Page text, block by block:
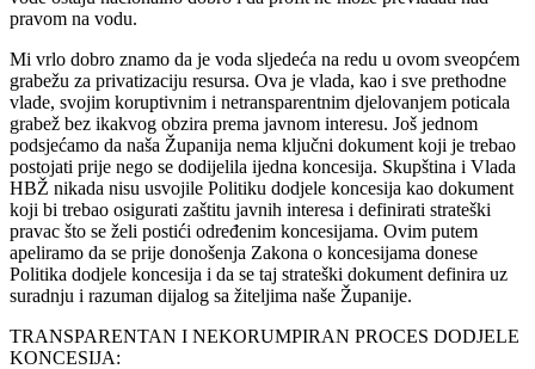
pravom na vodu.
Mi vrlo dobro znamo da je voda sljedeća na redu u ovom sveopćem
grabežu za privatizaciju resursa. Ova je vlada, kao i sve prethodne
vlade, svojim koruptivnim i netransparentnim djelovanjem poticala
grabež bez ikakvog obzira prema javnom interesu. Još jednom
podsjećamo da naša Županija nema ključni dokument koji je trebao
postojati prije nego se dodijelila ijedna koncesija. Skupština i Vlada
HBŽ nikada nisu usvojile Politiku dodjele koncesija kao dokument
koji bi trebao osigurati zaštitu javnih interesa i definirati strateški
pravac što se želi postići određenim koncesijama. Ovim putem
apeliramo da se prije donošenja Zakona o koncesijama donese
Politika dodjele koncesija i da se taj strateški dokument definira uz
suradnju i razuman dijalog sa žiteljima naše Županije.
TRANSPARENTAN I NEKORUMPIRAN PROCES DODJELE
KONCESIJA: